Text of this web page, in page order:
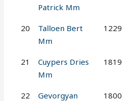
Patrick Mm
20
Talloen Bert
Mm
1229
21
Cuypers Dries
Mm
1819
22
Gevorgyan
1800